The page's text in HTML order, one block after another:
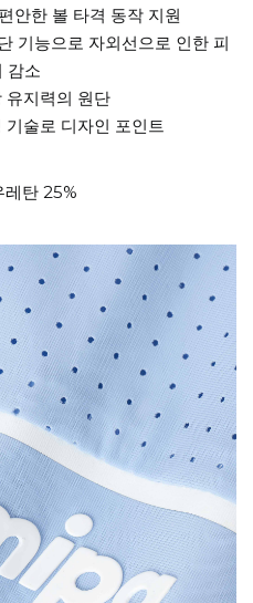
안한 볼 타격 동작 지원
기능으로 자외선으로 인한 피
감소
유지력의 원단
술로 디자인 포인트
레탄 25%